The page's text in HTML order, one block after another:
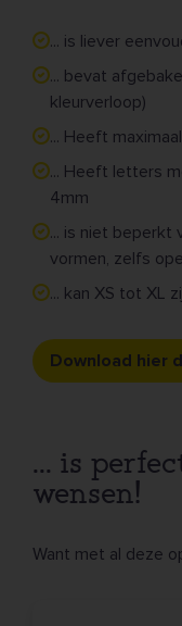
... is liever
... bevat
kleurverloop)
... Heeft
... Heeft letters
4mm
... is niet beperkt
vormen, zelfs
... kan XS tot XL
Download hier
... is
wensen!
Want met al deze